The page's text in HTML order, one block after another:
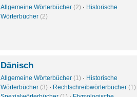
Allgemeine Wörterbücher (2) · Historische
Wörterbücher (2)
Dänisch
Allgemeine Wörterbücher (1) · Historische
Wörterbücher (3) · Rechtschreibwörterbücher (1)